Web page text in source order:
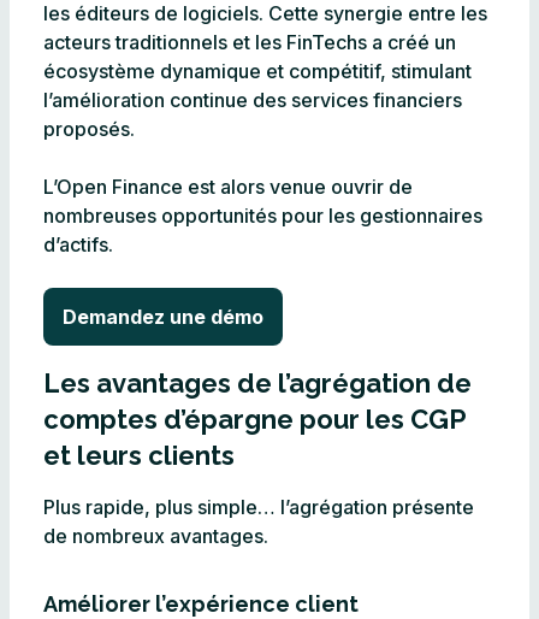
les éditeurs de logiciels. Cette synergie entre les
acteurs traditionnels et les FinTechs a créé un
écosystème dynamique et compétitif, stimulant
l’amélioration continue des services financiers
proposés.
L’Open Finance est alors venue ouvrir de
nombreuses opportunités pour les gestionnaires
d’actifs.
Demandez une démo
Les avantages de l’agrégation de
comptes d’épargne pour les CGP
et leurs clients
Plus rapide, plus simple… l’agrégation présente
de nombreux avantages.
Améliorer l’expérience client